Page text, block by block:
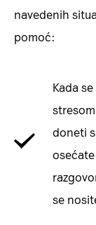
navedenih
pomoć:
Kada
doneti
se